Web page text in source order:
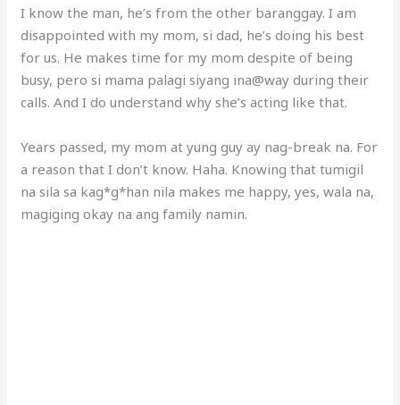
I know the man, he’s from the other baranggay. I am
disappointed with my mom, si dad, he’s doing his best
for us. He makes time for my mom despite of being
busy, pero si mama palagi siyang ina@way during their
calls. And I do understand why she’s acting like that.
Years passed, my mom at yung guy ay nag-break na. For
a reason that I don’t know. Haha. Knowing that tumigil
na sila sa kag*g*han nila makes me happy, yes, wala na,
magiging okay na ang family namin.